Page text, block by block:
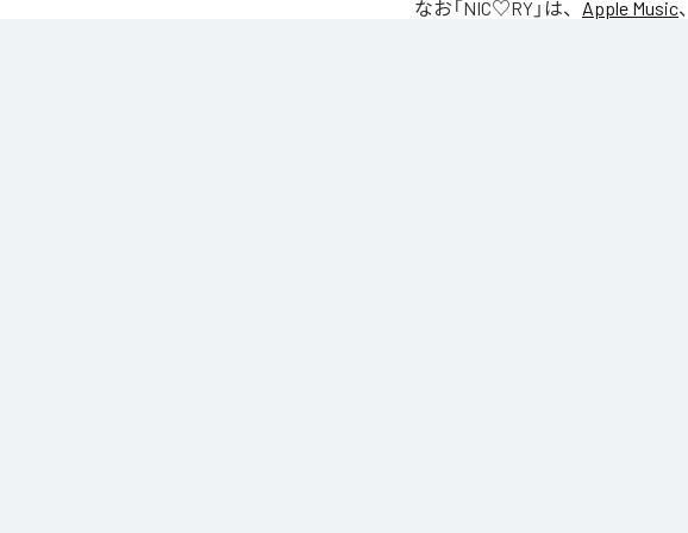
なお「NIC♡RY 」は、 Apple Music、